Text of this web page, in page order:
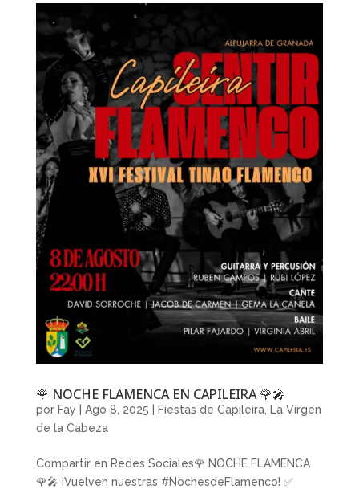
🌹 NOCHE FLAMENCA EN CAPILEIRA 🌹🎤
por Fay Ago 8, 2025 Fiestas de Capileira, La Virgen
de la Cabeza
Compartir en Redes Sociales🌹 NOCHE FLAMENCA
🌹🎤 ¡Vuelven nuestras #NochesdeFlamenco! ✅